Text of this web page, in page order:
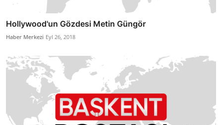
Hollywood'un Gözdesi Metin Güngör
Haber Merkezi Eyl 26, 2018